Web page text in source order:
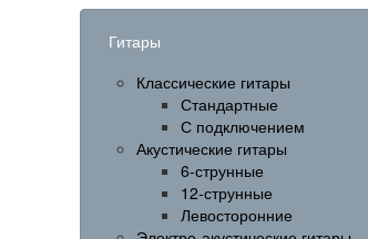
Гитары
Классические гитары
Стандартные
С подключением
Акустические гитары
6-струнные
12-струнные
Левосторонние